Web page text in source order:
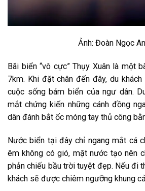
Ảnh: Đoàn Ngọc
Bãi biển “vô cực” Thụy Xuân là một
7km. Khi đặt chân đến đây, du
cuộc sống bám biển của ngư dân.
mắt chứng kiến những cánh đồng
dân đánh bắt ốc móng tay thủ công
Nước biển tại đây chỉ ngang mắt cá
êm không có gió, mặt nước tạo nên
phản chiếu bầu trời tuyệt đẹp. Nếu đi
khách sẽ được chiêm ngưỡng khung